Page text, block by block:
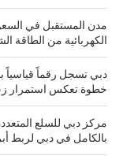
مدن المستقبل في
الكهربائية من الطاقة
خطوة تعكس استمرار
مركز دبي للسلع
بالكامل في دبي لربط